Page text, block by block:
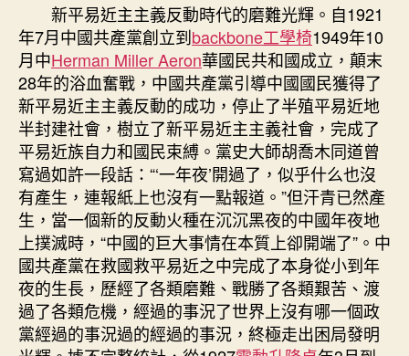
新平易近主主義反動時代的磨難光輝。自1921
年7月中國共產黨創立到backbone工學椅1949年10
月中Herman Miller Aeron華國民共和國成立，顛末
28年的浴血奮戰，中國共產黨引導中國國民獲得了
新平易近主主義反動的成功，停止了半殖平易近地
半封建社會，樹立了新平易近主主義社會，完成了
平易近族自力和國民束縛。黨史大師胡喬木同道曾
寫過如許一段話：“‘一年夜’開過了，似乎什么也沒
有產生，連報紙上也沒有一點報道。”但汗青已然產
生，當一個新的反動火種在沉沉黑夜的中國年夜地
上撲滅時，“中國的巨大事情在本質上卻開端了”。中
國共產黨在救國救平易近之中完成了本身從小到年
夜的生長，歷經了各類磨難、戰勝了各類艱苦、渡
過了各類危機，經過的事況了世界上沒有哪一個政
黨經過的事況過的經過的事況，終極走出困局發明